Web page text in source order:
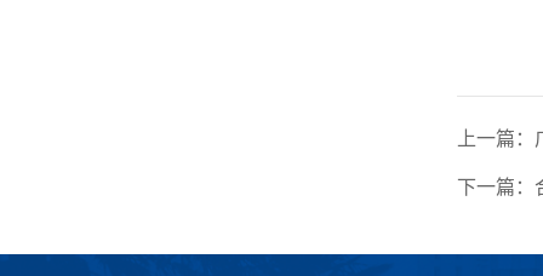
上一篇：
下一篇：